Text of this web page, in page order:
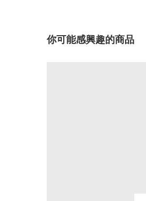
你可能感興趣的商品